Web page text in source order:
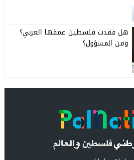
هل فقدت فلسطين عمقها العربي؟
ومن المسؤول؟